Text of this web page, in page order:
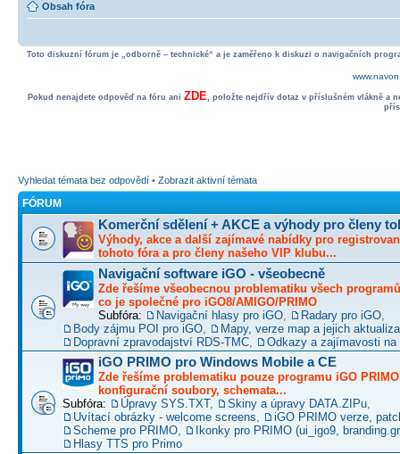
Obsah fóra
Toto diskuzní fórum je „odborně – technické“ a je zaměřeno k diskuzi o navigačních
Pokud nenajdete odpověď na fóru ani ZDE, položte nejdřív dotaz v příslušném vlákně a
Vyhledat témata bez odpovědí • Zobrazit aktivní témata
FÓRUM
Komerční sdělení + AKCE a výhody pro členy
Výhody, akce a další zajímavé nabídky pro
tohoto fóra a pro členy našeho VIP klubu...
Navigační software iGO - všeobecně
Zde řešíme všeobecnou problematiku všech
co je společné pro iGO8/AMIGO/PRIMO
Subfóra:
Navigační hlasy pro iGO Radary pro iGO
Body zájmu POI pro iGO
Mapy, verze map a jejich
Dopravní zpravodajství RDS-TMC
Odkazy a zajímavosti na
iGO PRIMO pro Windows Mobile a CE
Zde řešíme problematiku pouze programu iGO
konfigurační soubory, schemata...
Subfóra:
Úpravy SYS.TXT, Skiny a úpravy DATA.ZIPu
Uvítací obrázky - welcome screens
iGO PRIMO verze,
Scheme pro PRIMO
Ikonky pro PRIMO (ui_igo9,
Hlasy TTS pro Primo